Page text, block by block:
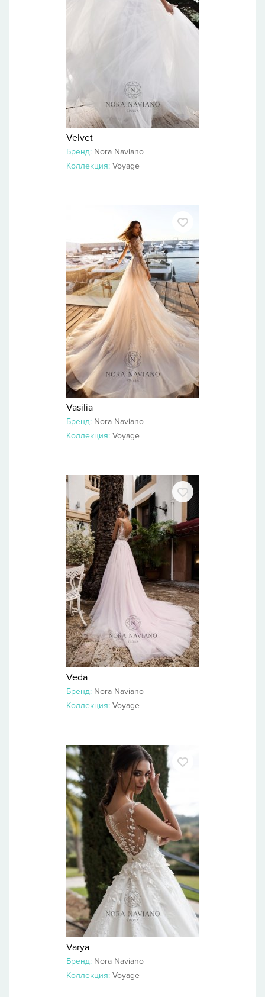
Velvet
Бренд: Nora Naviano
Коллекция: Voyage
Vasilia
Бренд: Nora Naviano
Коллекция: Voyage
Veda
Бренд: Nora Naviano
Коллекция: Voyage
Varya
Бренд: Nora Naviano
Коллекция: Voyage